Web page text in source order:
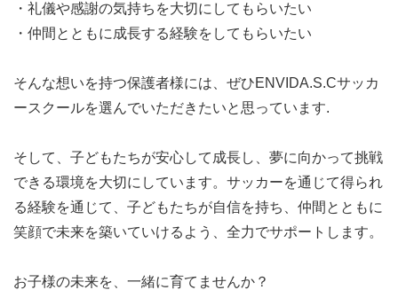
・礼儀や感謝の気持ちを大切にしてもらいたい
・仲間とともに成長する経験をしてもらいたい
そんな想いを持つ保護者様には、ぜひENVIDA.S.Cサッカ
ースクールを選んでいただきたいと思っています.
そして、子どもたちが安心して成長し、夢に向かって挑戦
できる環境を大切にしています。サッカーを通じて得られ
る経験を通じて、子どもたちが自信を持ち、仲間とともに
笑顔で未来を築いていけるよう、全力でサポートします。
お子様の未来を、一緒に育てませんか？